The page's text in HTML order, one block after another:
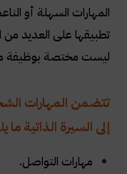
المهارات السهلة أو
تطبيقها على العديد من
ليست مختصة بوظيفة
تتضمن المهارات
إلى السيرة الذاتية ما
مهارات التواصل.